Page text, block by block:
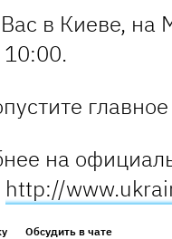
в Киеве, на
на
http://
Обсудить в чате